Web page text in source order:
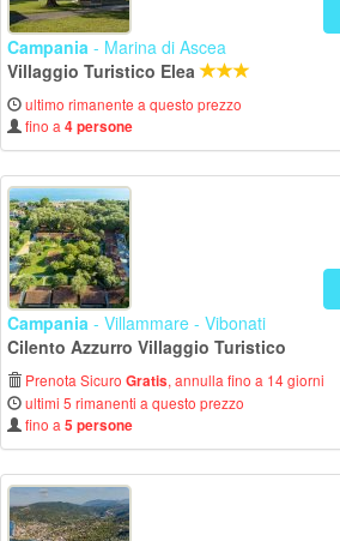
Campania - Marina di Ascea
Villaggio Turistico Elea
ultimo rimanente a questo prezzo
fino a 4 persone
Campania - Villammare - Vibonati
Cilento Azzurro Villaggio Turistico
Prenota Sicuro Gratis, annulla fino a 14 giorni
ultimi 5 rimanenti a questo prezzo
fino a 5 persone